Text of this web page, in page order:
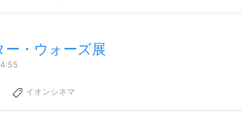
ー・ウォーズ展
イオンシネマ